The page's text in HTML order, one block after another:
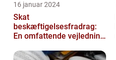
16 januar 2024
Skat
beskæftigelsesfradrag:
En omfattende vejledning